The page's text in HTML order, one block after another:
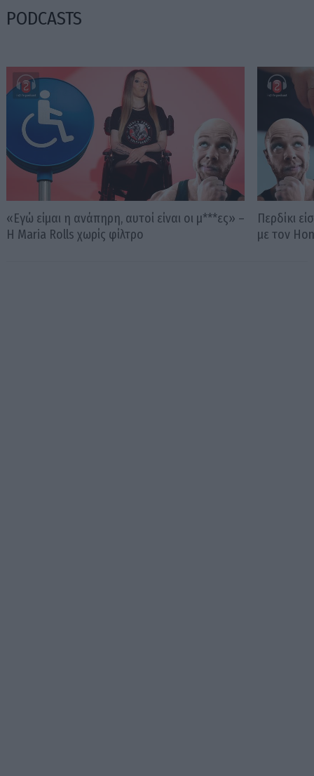
PODCASTS
«Εγώ είμαι η ανάπηρη, αυτοί είναι οι μ***ες» –
Η Maria Rolls χωρίς φίλτρο
Περδίκι
με τον